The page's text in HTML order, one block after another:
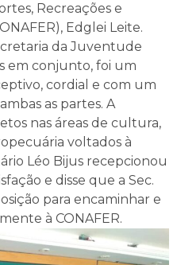
Recreações e
Edglei Leite.
da Juventude
em conjunto, foi um
cordial e com um
as partes. A
nas áreas de cultura,
voltados à
Léo Bijus recepcionou
e disse que a Sec.
para encaminhar e
à CONAFER.